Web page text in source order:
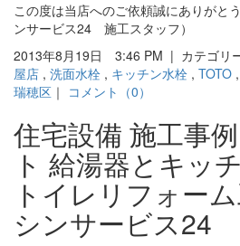
この度は当店へのご依頼誠にありがと
ンサービス24 施工スタッフ）
2013年8月19日 3:46 PM | カテゴリ
屋店 , 洗面水栓 , キッチン水栓 , TOTO ,
瑞穂区 ｜ コメント（0）
住宅設備 施工事
ト 給湯器とキッ
トイレリフォー
シンサービス24